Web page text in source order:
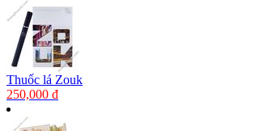
Thuốc lá Zouk
250,000 đ